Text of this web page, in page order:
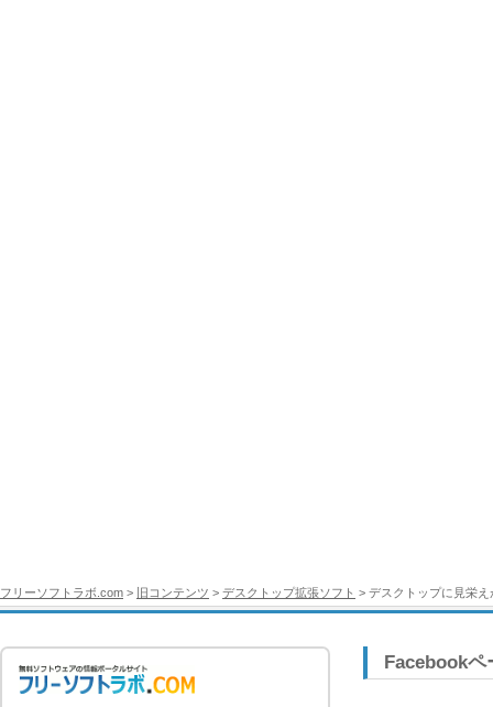
フリーソフトラボ.com > 旧コンテンツ > デスクトップ拡張ソフト > デスクトップに見栄
Facebookペ